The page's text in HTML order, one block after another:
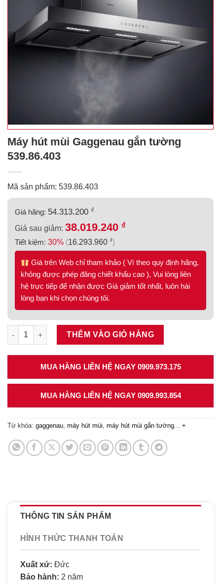
Máy hút mùi Gaggenau gắn tường
539.86.403
Mã sản phẩm: 539.86.403
Giá hãng: 54.313.200 ₫
Giá sau giảm: 38.019.240 ₫
Tiết kiệm: 30% (16.293.960 ₫)
Giá trên Web chỉ tham khảo ( Vì theo quy định hãng,
không được phép đăng chiết khấu cao ), Vui lòng liên
hệ trực tiếp để nhận được Giá giảm tốt nhất, luôn hài
lòng bạn khi chọn chúng tôi.
Máy hút mùi Gaggenau gắn tường 539.86.403 số lượng
THÊM VÀO GIỎ HÀNG
MUA HÀNG LIÊN HỆ NGAY 0909.973.175
MUA HÀNG LIÊN HỆ NGAY 0909.993.854
Từ khóa: gaggenau, máy hút mùi, máy hút mùi gắn tường... +
THÔNG TIN SẢN PHẨM
HÌNH THỨC THANH TOÁN
Xuất xứ: Đức
Bảo hành: 2 năm